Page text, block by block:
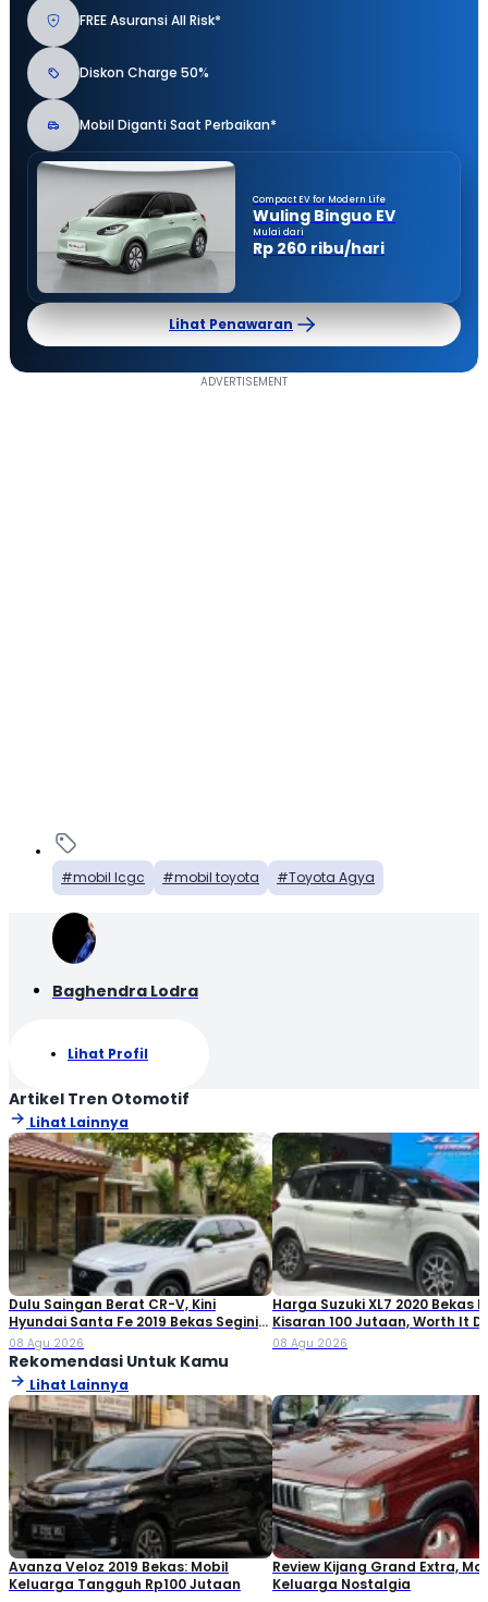
FREE Asuransi All Risk*
Diskon Charge 50%
Mobil Diganti Saat Perbaikan*
Compact EV for Modern Life
Wuling Binguo EV
Mulai dari
Rp 260 ribu/hari
Lihat Penawaran
mobil lcgc mobil toyota Toyota Agya
Baghendra Lodra
Lihat Profil
Artikel Tren Otomotif
Lihat Lainnya
Dulu Saingan Berat CR-V, Kini
Hyundai Santa Fe 2019 Bekas Segini
Harganya
08 Agu 2026
Harga Suzuki XL7 2020 Bekas
Kisaran 100 Jutaan, Worth It
08 Agu 2026
Rekomendasi Untuk Kamu
Lihat Lainnya
Avanza Veloz 2019 Bekas: Mobil
Keluarga Tangguh Rp100 Jutaan
Review Kijang Grand Extra,
Keluarga Nostalgia